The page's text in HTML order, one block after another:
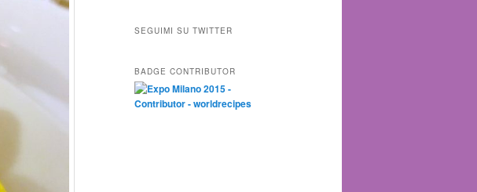
SEGUIMI SU TWITTER
BADGE CONTRIBUTOR